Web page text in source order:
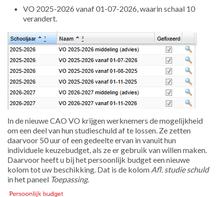
VO 2025-2026 vanaf 01-07-2026, waarin schaal 10
verandert.
In de nieuwe CAO VO krijgen werknemers de mogelijkheid
om een deel van hun studieschuld af te lossen. Ze zetten
daarvoor 50 uur of een gedeelte ervan in vanuit hun
individuele keuzebudget, als ze er gebruik van willen maken.
Daarvoor heeft u bij het persoonlijk budget een nieuwe
kolom tot uw beschikking. Dat is de kolom Afl. studie schuld
in het paneel Toepassing.